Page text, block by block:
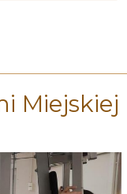
Miejskiej